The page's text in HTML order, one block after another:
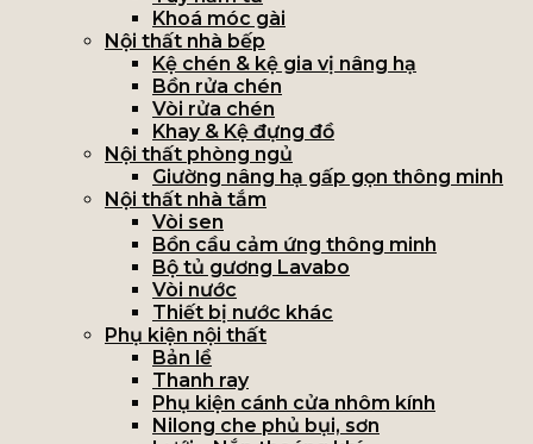
Khoá móc gài
Nội thất nhà bếp
Kệ chén & kệ gia vị nâng hạ
Bồn rửa chén
Vòi rửa chén
Khay & Kệ đựng đồ
Nội thất phòng ngủ
Giường nâng hạ gấp gọn thông minh
Nội thất nhà tắm
Vòi sen
Bồn cầu cảm ứng thông minh
Bộ tủ gương Lavabo
Vòi nước
Thiết bị nước khác
Phụ kiện nội thất
Bản lề
Thanh ray
Phụ kiện cánh cửa nhôm kính
Nilong che phủ bụi, sơn